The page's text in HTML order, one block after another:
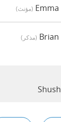
(مؤنث)
(مذكر)